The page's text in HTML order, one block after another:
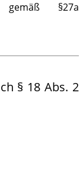
gemäß §27a
§ 18 Abs. 2